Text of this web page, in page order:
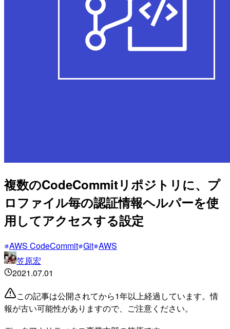
複数のCodeCommitリポジトリに、プ
ロファイル毎の認証情報ヘルパーを使
用してアクセスする設定
AWS CodeCommit Git AWS
笠原宏
2021.07.01
この記事は公開されてから1年以上経過しています。情
報が古い可能性がありますので、ご注意ください。